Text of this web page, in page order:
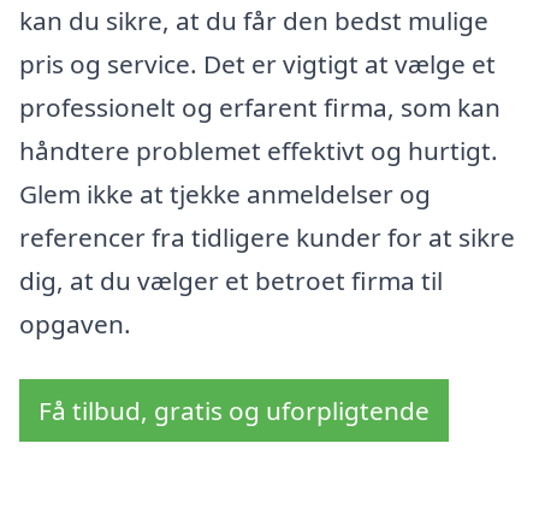
kan du sikre, at du får den bedst mulige
pris og service. Det er vigtigt at vælge et
professionelt og erfarent firma, som kan
håndtere problemet effektivt og hurtigt.
Glem ikke at tjekke anmeldelser og
referencer fra tidligere kunder for at sikre
dig, at du vælger et betroet firma til
opgaven.
Få tilbud, gratis og uforpligtende